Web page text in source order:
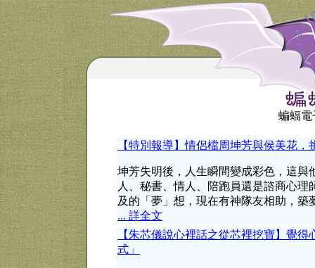
蝙蝠電
【特別報導】情侶檔周坤芳與侯美花
坤芳失明後，人生瞬間變成彩色，這
人、秘書、情人、陪跑員還是諮商心
及的「夢」想，現在有神隊友相助，築
... 詳全文
【朱芯儀說心裡話之從芯裡挖寶】覺
式」